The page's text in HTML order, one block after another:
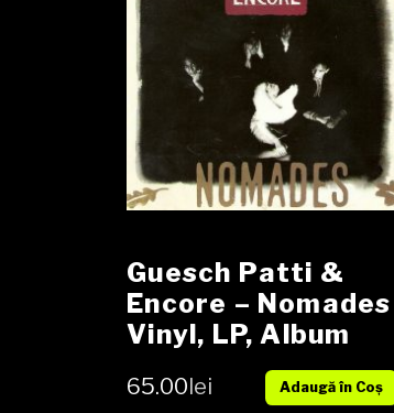
Guesch Patti &
Encore – Nomades
Vinyl, LP, Album
media EX cover EX
consignatie
65.00lei Adaugă în Coș